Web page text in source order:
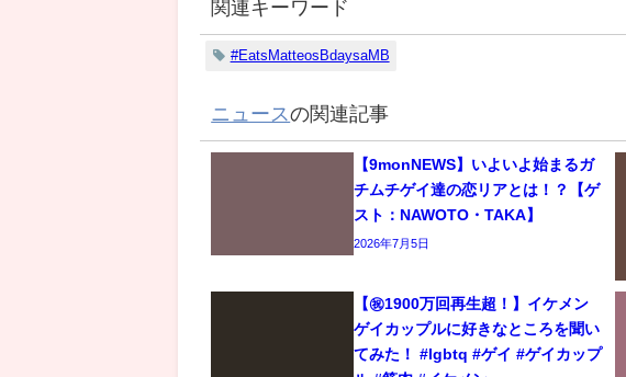
関連キーワード
#EatsMatteosBdaysaMB
ニュースの関連記事
【9monNEWS】いよいよ始まるガ
チムチゲイ達の恋リアとは！？【ゲ
スト：NAWOTO・TAKA】
2026年7月5日
【㊗️1900万回再生超！】イケメン
ゲイカップルに好きなところを聞い
てみた！ #lgbtq #ゲイ #ゲイカップ